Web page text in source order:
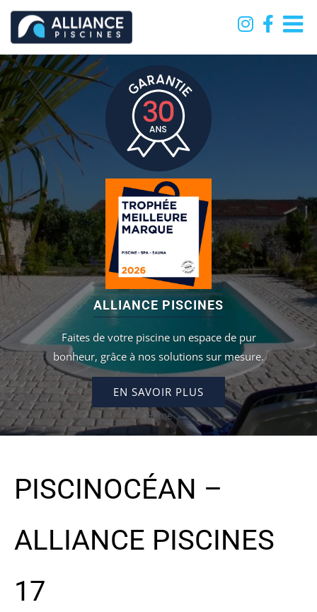
Passer
contenu
ALLIANCE PISCINES
Faites de votre piscine un espace de pur
bonheur, grâce à nos solutions sur mesure.
EN SAVOIR PLUS
Home
PISCINOCÉAN –
ALLIANCE PISCINES
17